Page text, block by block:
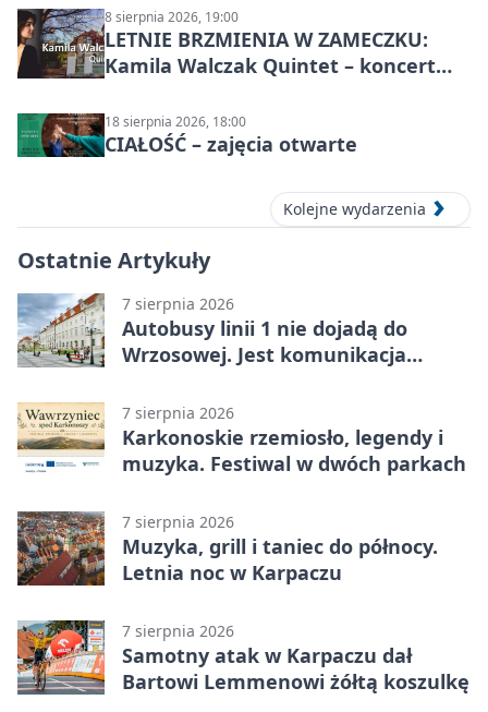
8 sierpnia 2026, 19:00
LETNIE BRZMIENIA W ZAMECZKU:
Kamila Walczak Quintet – koncert
18 sierpnia 2026, 18:00
CIAŁOŚĆ – zajęcia otwarte
Kolejne wydarzenia
Ostatnie Artykuły
7 sierpnia 2026
Autobusy linii 1 nie dojadą do
Wrzosowej. Jest komunikacja
7 sierpnia 2026
Karkonoskie rzemiosło, legendy i
muzyka. Festiwal w dwóch parkach
7 sierpnia 2026
Muzyka, grill i taniec do północy.
Letnia noc w Karpaczu
7 sierpnia 2026
Samotny atak w Karpaczu dał
Bartowi Lemmenowi żółtą koszulkę